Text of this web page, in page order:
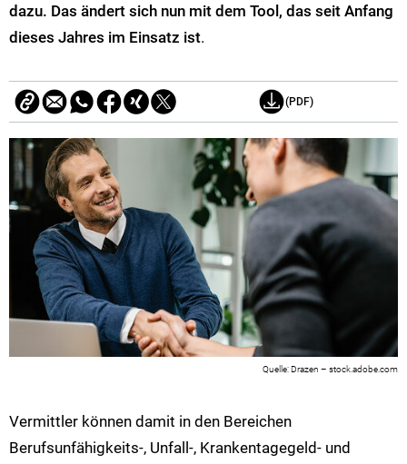
dazu. Das ändert sich nun mit dem Tool, das seit Anfang
dieses Jahres im Einsatz ist.
(PDF)
Drazen – stock.adobe.com
Vermittler können damit in den Bereichen
Berufsunfähigkeits-, Unfall-, Krankentagegeld- und